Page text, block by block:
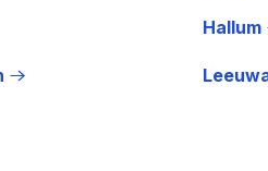
Hallum